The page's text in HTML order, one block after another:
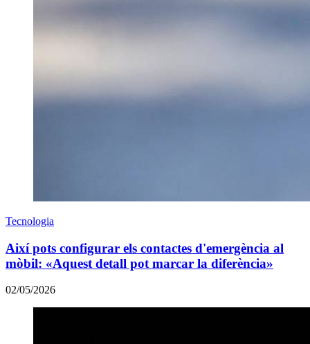
Tecnologia
Així pots configurar els contactes d'emergència al
mòbil: «Aquest detall pot marcar la diferència»
02/05/2026